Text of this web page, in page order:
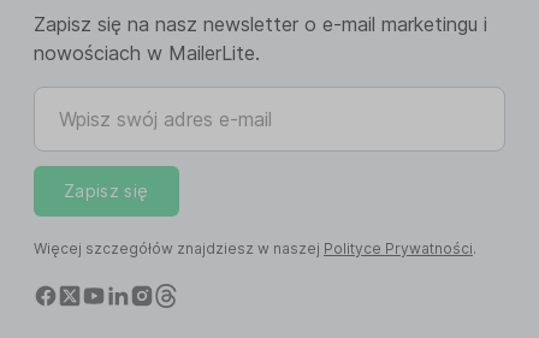
Zapisz się na nasz newsletter o e-mail marketingu i
nowościach w MailerLite.
Wpisz swój adres e-mail
Zapisz się
Więcej szczegółów znajdziesz w naszej Polityce Prywatności.